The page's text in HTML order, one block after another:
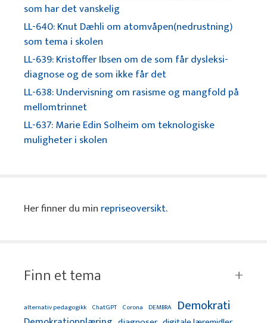
som har det vanskelig
LL-640: Knut Dæhli om atomvåpen(nedrustning)
som tema i skolen
LL-639: Kristoffer Ibsen om de som får dysleksi-
diagnose og de som ikke får det
LL-638: Undervisning om rasisme og mangfold på
mellomtrinnet
LL-637: Marie Edin Solheim om teknologiske
muligheter i skolen
Her finner du min repriseoversikt.
Finn et tema
alternativ pedagogikk ChatGPT Corona DEMBRA Demokrati